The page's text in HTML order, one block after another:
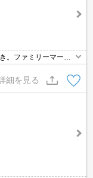
。ファミリーマート
へ890m。
細を見る